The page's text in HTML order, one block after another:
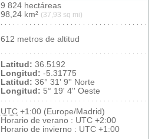
9 824 hectáreas
98,24 km² (37,93 sq mi)
612 metros de altitud
Latitud: 36.5192
Longitud: -5.31775
Latitud: 36° 31' 9'' Norte
Longitud: 5° 19' 4'' Oeste
UTC +1:00 (Europe/Madrid)
Horario de verano : UTC +2:00
Horario de invierno : UTC +1:00